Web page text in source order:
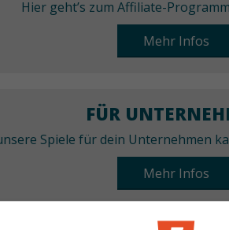
Hier geht’s zum Affiliate-
Mehr Infos
FÜR
Spiele für dein Unternehmen
Mehr Infos